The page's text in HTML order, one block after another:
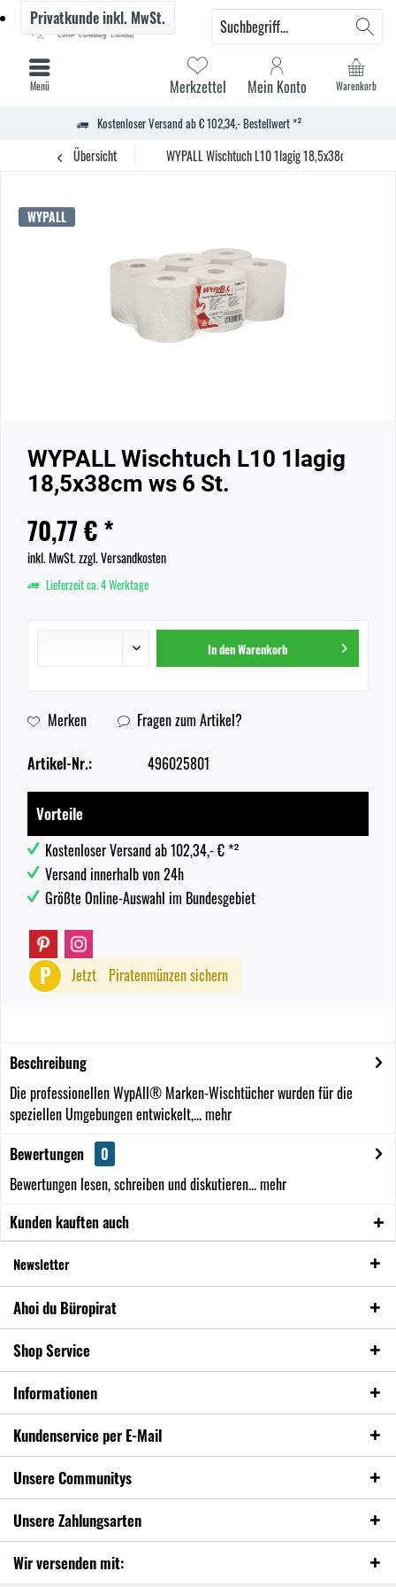
Kostenloser Versand ab € 102,34,- Bestellwert *²
Warenkorb
Merkzettel Mein Konto
Privatkundeinkl. MwSt.
Menü
Übersicht WYPALL Wischtuch L10 1lagig 18,5x38cm ws 6 St.
WYPALL
WYPALL Wischtuch L10 1lagig
18,5x38cm ws 6 St.
70,77 € *
inkl. MwSt.zzgl. Versandkosten
Lieferzeit ca. 4 Werktage
In denWarenkorb
Merken Fragen zum Artikel?
Artikel-Nr.: 496025801
Vorteile
Kostenloser Versand ab 102,34,- € *²
Versand innerhalb von 24h
Größte Online-Auswahl im Bundesgebiet
P Jetzt Piratenmünzen sichern
Beschreibung
Die professionellen WypAll® Marken-Wischtücher wurden für die
speziellen Umgebungen entwickelt,...mehr
Bewertungen
0
Bewertungen lesen, schreiben und diskutieren...mehr
Kunden kauften auch
Newsletter
Ahoi du Büropirat
Shop Service
Informationen
Kundenservice per E-Mail
Unsere Communitys
Unsere Zahlungsarten
Wir versenden mit: